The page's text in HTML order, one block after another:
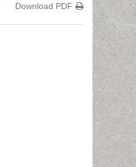
Download PDF